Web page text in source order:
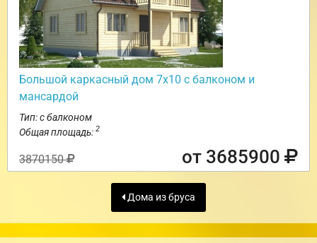
Большой каркасный дом 7х10 с балконом и
мансардой
Тип: с балконом
Общая площадь: 2
3870150 от 3685900
Дома из бруса